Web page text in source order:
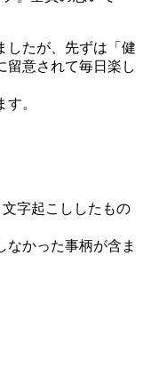
したが、先ずは「健
留意されて毎日楽し
。
字起こししたもの
なかった事柄が含ま